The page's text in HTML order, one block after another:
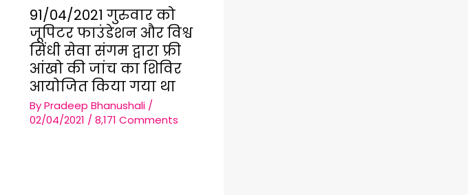
91/04/2021 गुरुवार को
जूपिटर फाउंडेशन और विश्व
सिंधी सेवा संगम द्वारा फ्री
आंखो की जांच का शिविर
आयोजित किया गया था
ByPradeep Bhanushali /
02/04/2021 /8,171 Comments